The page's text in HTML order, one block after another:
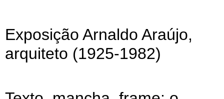
Exposição Arnaldo Araújo,
arquiteto (1925-1982)